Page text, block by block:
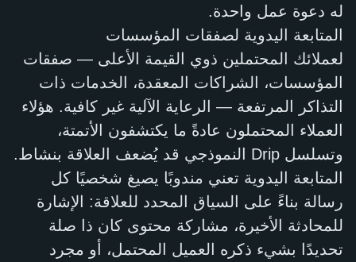
له دعوة عمل واحدة.
المتابعة اليدوية لصفقات المؤسسات
لعملائك المحتملين ذوي القيمة الأعلى — صفقات
المؤسسات، الشراكات المعقدة، الخدمات ذات
التذاكر المرتفعة — الرعاية الآلية غير كافية. هؤلاء
العملاء المحتملون عادةً ما يكتشفون الأتمتة،
وتسلسل Drip النموذجي قد يُضعف العلاقة بنشاط.
المتابعة اليدوية تعني مندوبًا يصيغ شخصيًا كل
رسالة بناءً على السياق المحدد للعلاقة: الإشارة
للمحادثة الأخيرة، مشاركة محتوى كان ذا صلة
تحديدًا بشيء ذكره العميل المحتمل، أو مجرد